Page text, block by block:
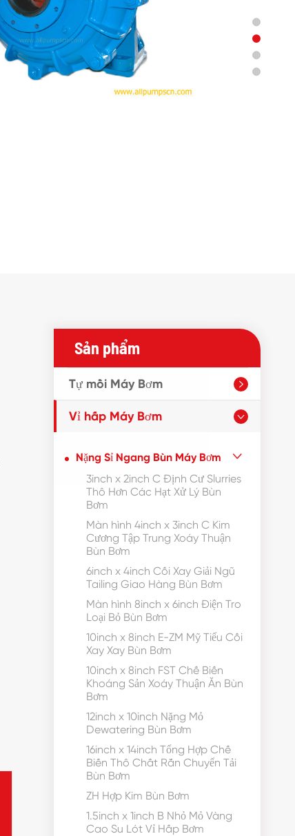
Sản phẩm
Tự mồi Máy Bơm 
Vỉ hấp Máy Bơm 
Nặng Sỉ Ngang Bùn Máy Bơm 
3inch x 2inch C Định Cư Slurries
Thô Hơn Các Hạt Xử Lý Bùn
Bơm
Màn hình 4inch x 3inch C Kim
Cương Tập Trung Xoáy Thuận
Bùn Bơm
6inch x 4inch Cối Xay Giải Ngũ
Tailing Giao Hàng Bùn Bơm
Màn hình 8inch x 6inch Điện Tro
Loại Bỏ Bùn Bơm
10inch x 8inch E-ZM Mỹ Tiểu Cối
Xay Xay Bùn Bơm
10inch x 8inch FST Chế Biến
Khoáng Sản Xoáy Thuận Ăn Bùn
Bơm
12inch x 10inch Nặng Mỏ
Dewatering Bùn Bơm
16inch x 14inch Tổng Hợp Chế
Biến Thô Chất Rắn Chuyển Tải
Bùn Bơm
ZH Hợp Kim Bùn Bơm
1.5inch x 1inch B Nhỏ Mỏ Vàng
Cao Su Lót Vỉ Hấp Bơm